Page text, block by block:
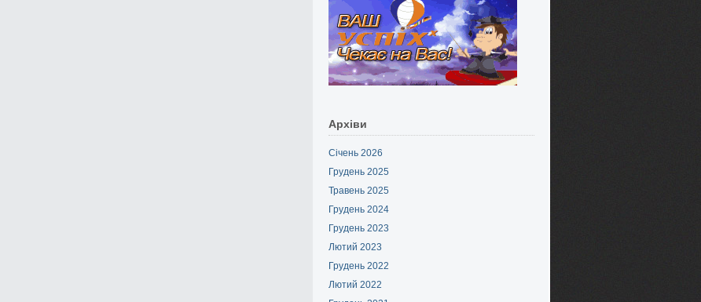
Архіви
Січень 2026
Грудень 2025
Травень 2025
Грудень 2024
Грудень 2023
Лютий 2023
Грудень 2022
Лютий 2022